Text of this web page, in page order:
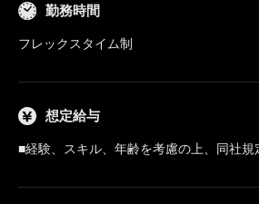
勤務時間
フレックスタイム制
想定給与
■経験、スキル、年齢を考慮の上、同社規